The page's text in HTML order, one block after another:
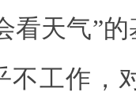
看天气”
不工作，